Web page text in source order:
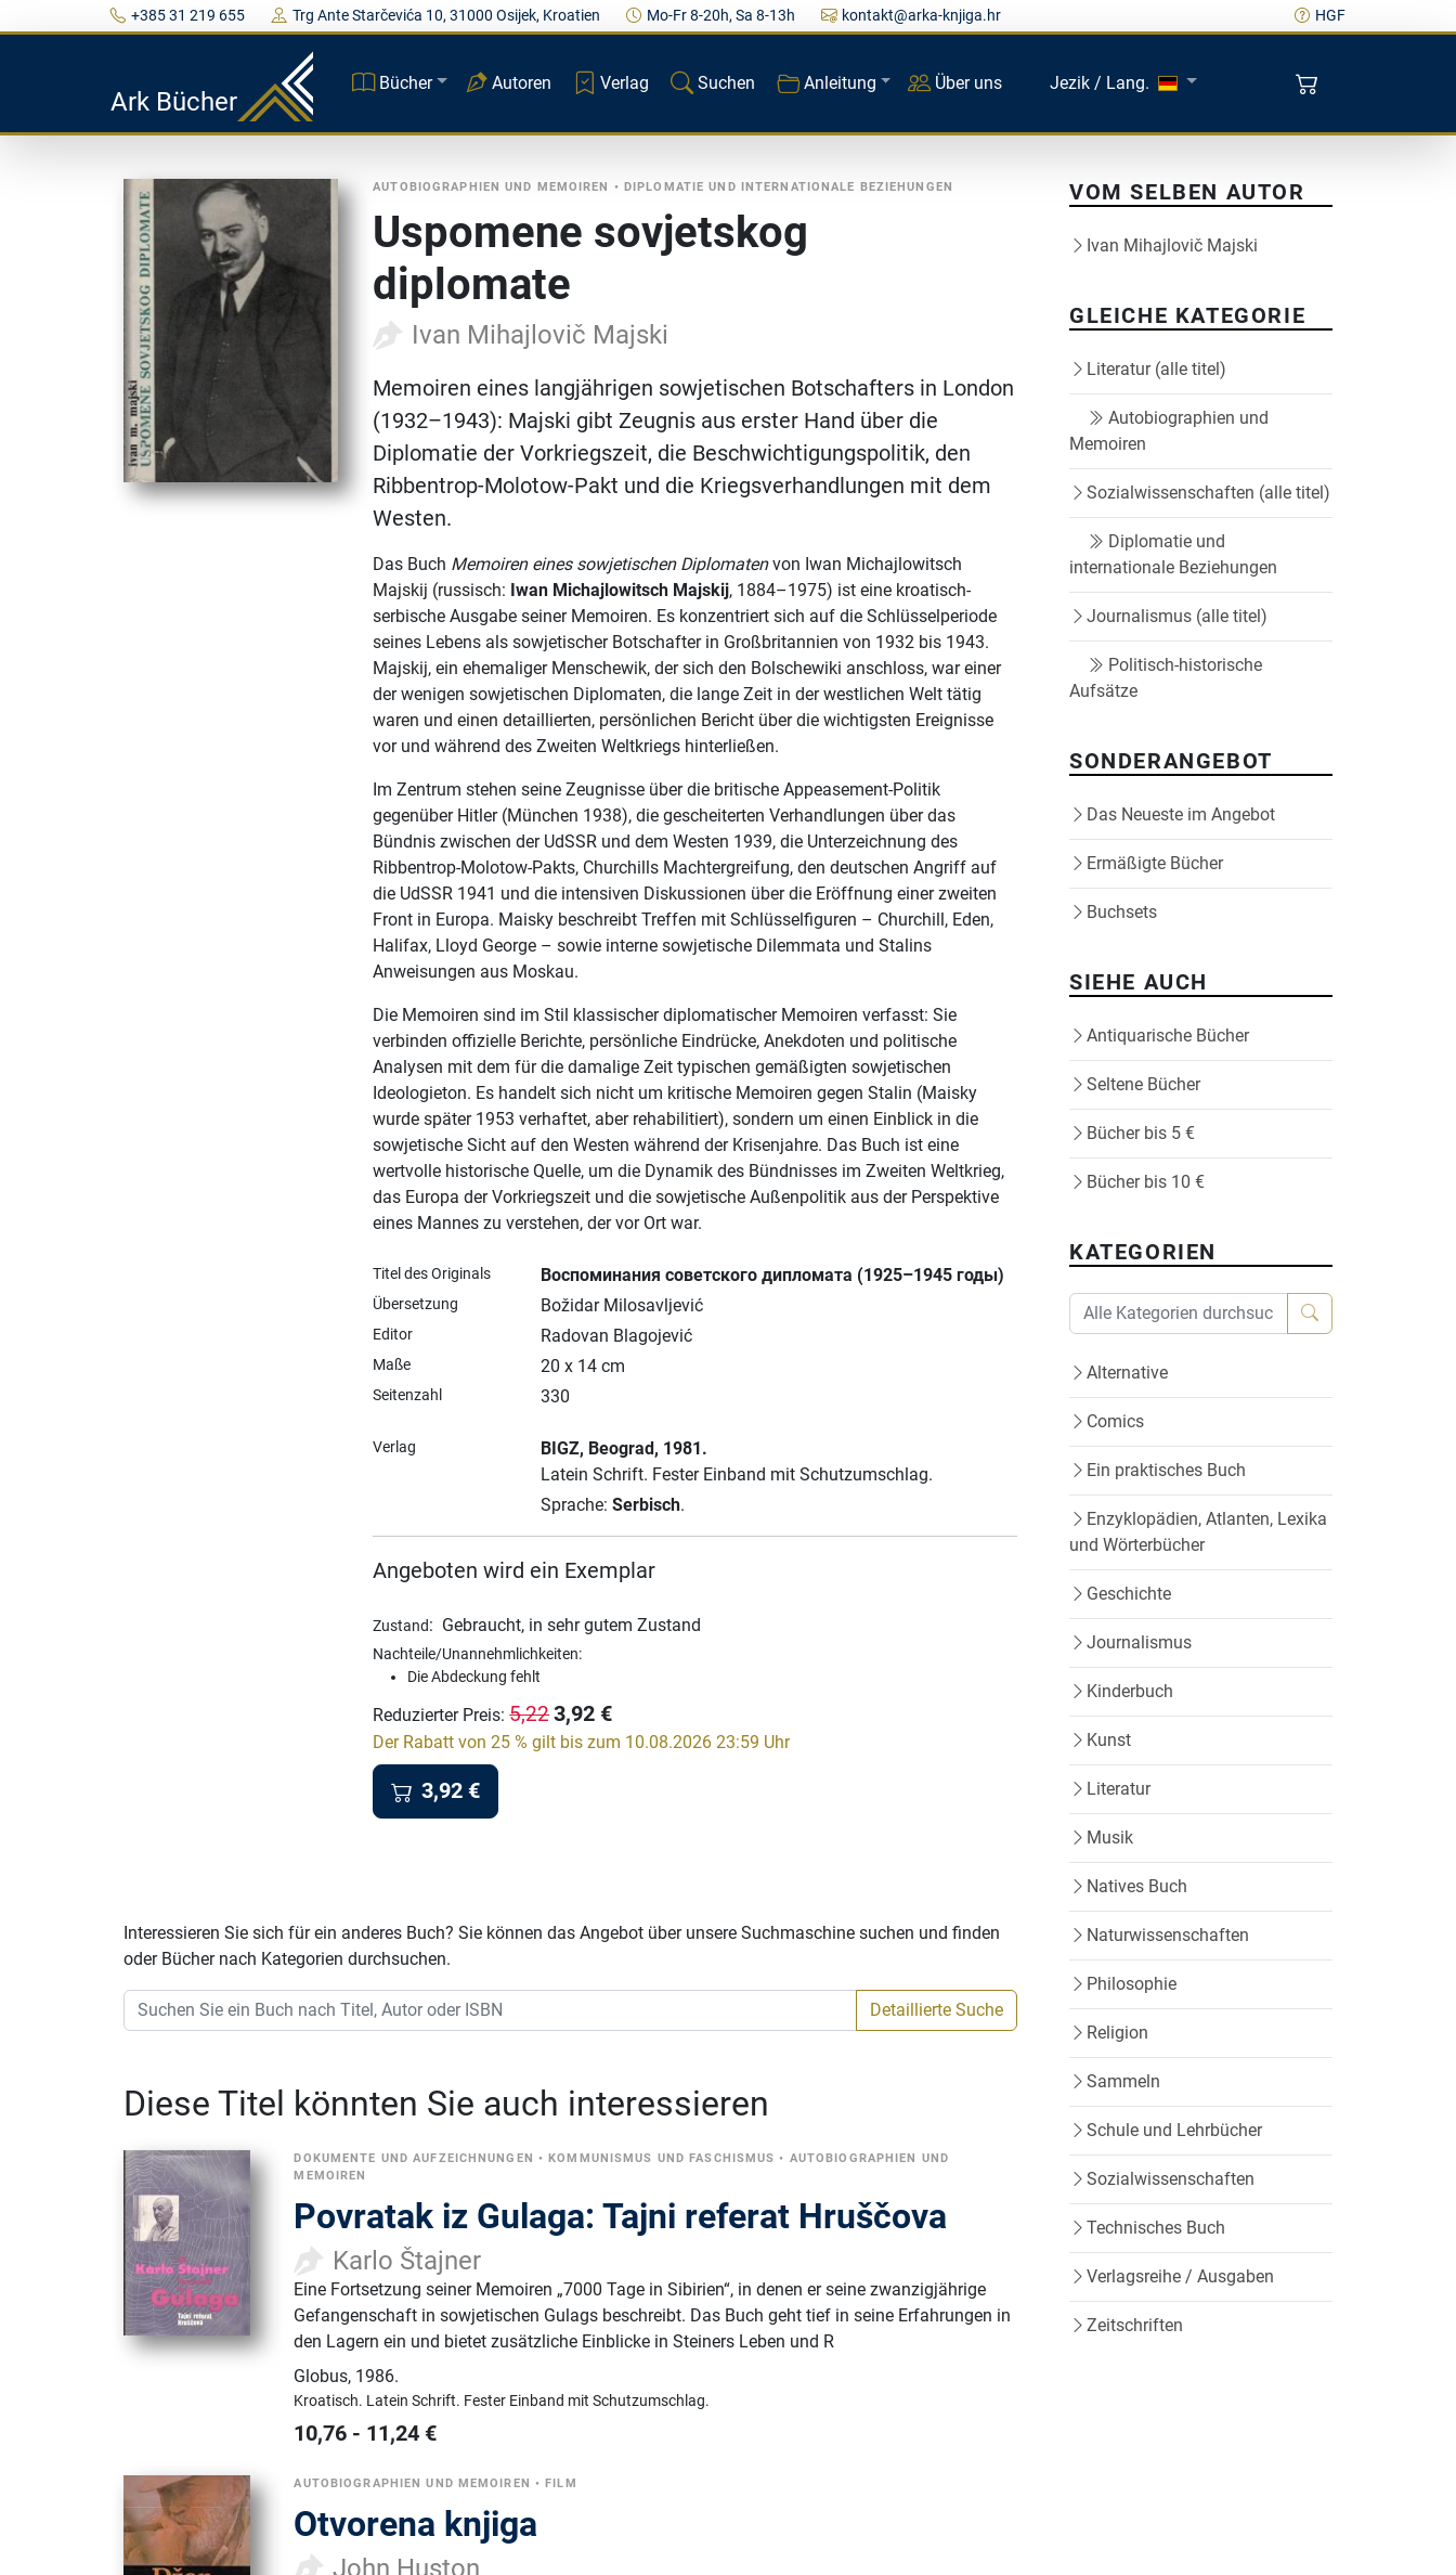
+385 31 219 655 Trg Ante Starčevića 10, 31000 Osijek, Kroatien Mo-Fr 8-20h, Sa 8-13h kontakt@arka-knjiga.hr HGF
Ark Bücher
Bücher Autoren Verlag Suchen Anleitung Über uns Jezik / Lang.
AUTOBIOGRAPHIEN UND MEMOIREN • DIPLOMATIE UND INTERNATIONALE BEZIEHUNGEN
Uspomene sovjetskog
diplomate
Ivan Mihajlovič Majski
Memoiren eines langjährigen sowjetischen Botschafters in London
(1932–1943): Majski gibt Zeugnis aus erster Hand über die
Diplomatie der Vorkriegszeit, die Beschwichtigungspolitik, den
Ribbentrop-Molotow-Pakt und die Kriegsverhandlungen mit dem
Westen.
Das Buch Memoiren eines sowjetischen Diplomatenvon Iwan Michajlowitsch
Majskij (russisch: Iwan Michajlowitsch Majskij, 1884–1975) ist eine kroatisch-
serbische Ausgabe seiner Memoiren. Es konzentriert sich auf die Schlüsselperiode
seines Lebens als sowjetischer Botschafter in Großbritannien von 1932 bis 1943.
Majskij, ein ehemaliger Menschewik, der sich den Bolschewiki anschloss, war einer
der wenigen sowjetischen Diplomaten, die lange Zeit in der westlichen Welt tätig
waren und einen detaillierten, persönlichen Bericht über die wichtigsten Ereignisse
vor und während des Zweiten Weltkriegs hinterließen.
Im Zentrum stehen seine Zeugnisse über die britische Appeasement-Politik
gegenüber Hitler (München 1938), die gescheiterten Verhandlungen über das
Bündnis zwischen der UdSSR und dem Westen 1939, die Unterzeichnung des
Ribbentrop-Molotow-Pakts, Churchills Machtergreifung, den deutschen Angriff auf
die UdSSR 1941 und die intensiven Diskussionen über die Eröffnung einer zweiten
Front in Europa. Maisky beschreibt Treffen mit Schlüsselfiguren – Churchill, Eden,
Halifax, Lloyd George – sowie interne sowjetische Dilemmata und Stalins
Anweisungen aus Moskau.
Die Memoiren sind im Stil klassischer diplomatischer Memoiren verfasst: Sie
verbinden offizielle Berichte, persönliche Eindrücke, Anekdoten und politische
Analysen mit dem für die damalige Zeit typischen gemäßigten sowjetischen
Ideologieton. Es handelt sich nicht um kritische Memoiren gegen Stalin (Maisky
wurde später 1953 verhaftet, aber rehabilitiert), sondern um einen Einblick in die
sowjetische Sicht auf den Westen während der Krisenjahre. Das Buch ist eine
wertvolle historische Quelle, um die Dynamik des Bündnisses im Zweiten Weltkrieg,
das Europa der Vorkriegszeit und die sowjetische Außenpolitik aus der Perspektive
eines Mannes zu verstehen, der vor Ort war.
Titel des Originals Воспоминания советского дипломата (1925–1945 годы)
Übersetzung Božidar Milosavljević
Editor Radovan Blagojević
Maße 20 x 14 cm
Seitenzahl 330
Verlag BIGZ, Beograd, 1981.
Latein Schrift. Fester Einband mit Schutzumschlag.
Sprache: Serbisch.
Angeboten wird ein Exemplar
Zustand: Gebraucht, in sehr gutem Zustand
Nachteile/Unannehmlichkeiten:
Die Abdeckung fehlt
Reduzierter Preis:5,223,92 €
Der Rabatt von 25 % gilt bis zum 10.08.2026 23:59 Uhr
3,92 €
Interessieren Sie sich für ein anderes Buch? Sie können das Angebot über unsere Suchmaschine suchen und finden
oder Bücher nach Kategorien durchsuchen.
Detaillierte Suche
Diese Titel könnten Sie auch interessieren
DOKUMENTE UND AUFZEICHNUNGEN •KOMMUNISMUS UND FASCHISMUS • AUTOBIOGRAPHIEN UND
MEMOIREN
Povratak iz Gulaga: Tajni referat Hruščova
Karlo Štajner
Eine Fortsetzung seiner Memoiren „7000 Tage in Sibirien“, in denen er seine zwanzigjährige
Gefangenschaft in sowjetischen Gulags beschreibt. Das Buch geht tief in seine Erfahrungen in
den Lagern ein und bietet zusätzliche Einblicke in Steiners Leben und R
Globus, 1986.
Kroatisch. Latein Schrift. Fester Einband mit Schutzumschlag.
10,76 - 11,24 €
AUTOBIOGRAPHIEN UND MEMOIREN •FILM
Otvorena knjiga
John Huston
VOM SELBEN AUTOR
Ivan Mihajlovič Majski
GLEICHE KATEGORIE
Literatur (alle titel)
Autobiographien und
Memoiren
Sozialwissenschaften (alle titel)
Diplomatie und
internationale Beziehungen
Journalismus (alle titel)
Politisch-historische
Aufsätze
SONDERANGEBOT
Das Neueste im Angebot
Ermäßigte Bücher
Buchsets
SIEHE AUCH
Antiquarische Bücher
Seltene Bücher
Bücher bis 5 €
Bücher bis 10 €
KATEGORIEN
Alternative
Comics
Ein praktisches Buch
Enzyklopädien, Atlanten, Lexika
und Wörterbücher
Geschichte
Journalismus
Kinderbuch
Kunst
Literatur
Musik
Natives Buch
Naturwissenschaften
Philosophie
Religion
Sammeln
Schule und Lehrbücher
Sozialwissenschaften
Technisches Buch
Verlagsreihe / Ausgaben
Zeitschriften